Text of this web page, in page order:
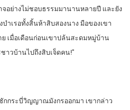
อย่างไม่ชอบธรรมมานานหลายปี และยัง
ำเรอทั้งสิ้นห้าสิบสองนาง มือของเขา
เมื่อเดือนก่อนเขาปล้นสะดมหมู่บ้าน
าวบ้านไปถึงสิบเจ็ดคน!”
กระบี่วิญญาณมังกรออกมา เขากล่าว